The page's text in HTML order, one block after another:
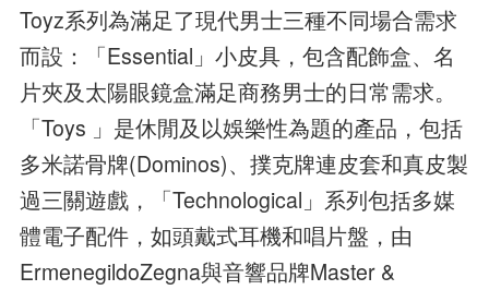
Toyz系列為滿足了現代男士三種不同場合需求
而設：「Essential」小皮具，包含配飾盒、名
片夾及太陽眼鏡盒滿足商務男士的日常需求。
「Toys 」是休閒及以娛樂性為題的產品，包括
多米諾骨牌(Dominos)、撲克牌連皮套和真皮製
過三關遊戲，「Technological」系列包括多媒
體電子配件，如頭戴式耳機和唱片盤，由
ErmenegildoZegna與音響品牌Master &